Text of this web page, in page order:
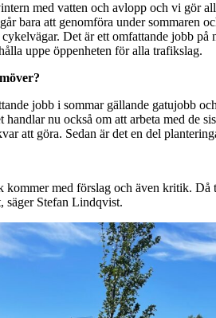
med vatten och avlopp och vi gör
bara att genomföra under sommaren
Det är ett omfattande jobb på
uppe öppenheten för alla trafikslag.
jobb i sommar gällande gatujobb
nu också om att arbeta med de
att göra. Sedan är det en del
med förslag och även kritik. Då
säger Stefan Lindqvist.